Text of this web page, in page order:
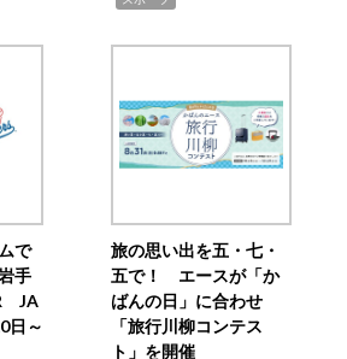
で
手
JA
日～
旅の思い出を五・七・
五で！ エースが「か
ばんの日」に合わせ
「旅行川柳コンテス
ト」を開催